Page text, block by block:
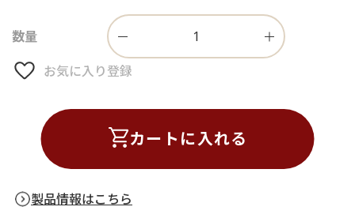
お気に入り登録
カートに入れる
製品情報はこちら